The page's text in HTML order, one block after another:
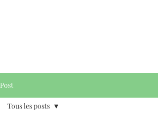
Post
Tous les posts